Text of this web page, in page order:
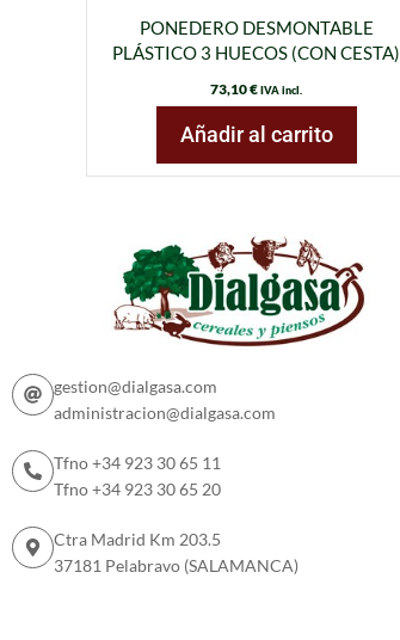
PONEDERO DESMONTABLE
PLÁSTICO 3 HUECOS (CON CESTA)
73,10€IVA incl.
Añadir al carrito
gestion@dialgasa.com
administracion@dialgasa.com
Tfno +34 923 30 65 11
Tfno +34 923 30 65 20
Ctra Madrid Km 203.5
37181 Pelabravo (SALAMANCA)